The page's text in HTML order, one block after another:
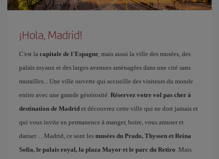
¡Hola, Madrid!
C'est la capitale de l'Espagne, mais aussi la ville des musées, des
palais royaux et des larges avenues aménagées dans une cité sans
murailles... Une ville ouverte qui accueille des visiteurs du monde
entier avec une grande générosité. Réservez votre vol pas cher à
destination de Madrid et découvrez cette ville qui ne dort jamais et
qui vous invite en permanence à manger, boire, vous amuser et
danser… Madrid, ce sont les musées du Prado, Thyssen et Reina
Sofía, le palais royal, la plaza Mayor et le parc du Retiro. Mais